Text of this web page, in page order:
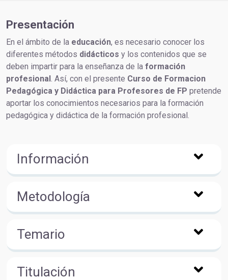
Presentación
En el ámbito de la educación, es necesario conocer los
diferentes métodos didácticos y los contenidos que se
deben impartir para la enseñanza de la formación
profesional . Así, con el presente Curso de Formacion
Pedagógica y Didáctica para Profesores de FP pretende
aportar los conocimientos necesarios para la formación
pedagógica y didáctica de la formación profesional.
Información
Metodología
Temario
Titulación